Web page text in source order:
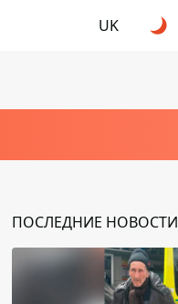
UK
ПОСЛЕДНИЕ НОВОСТИ